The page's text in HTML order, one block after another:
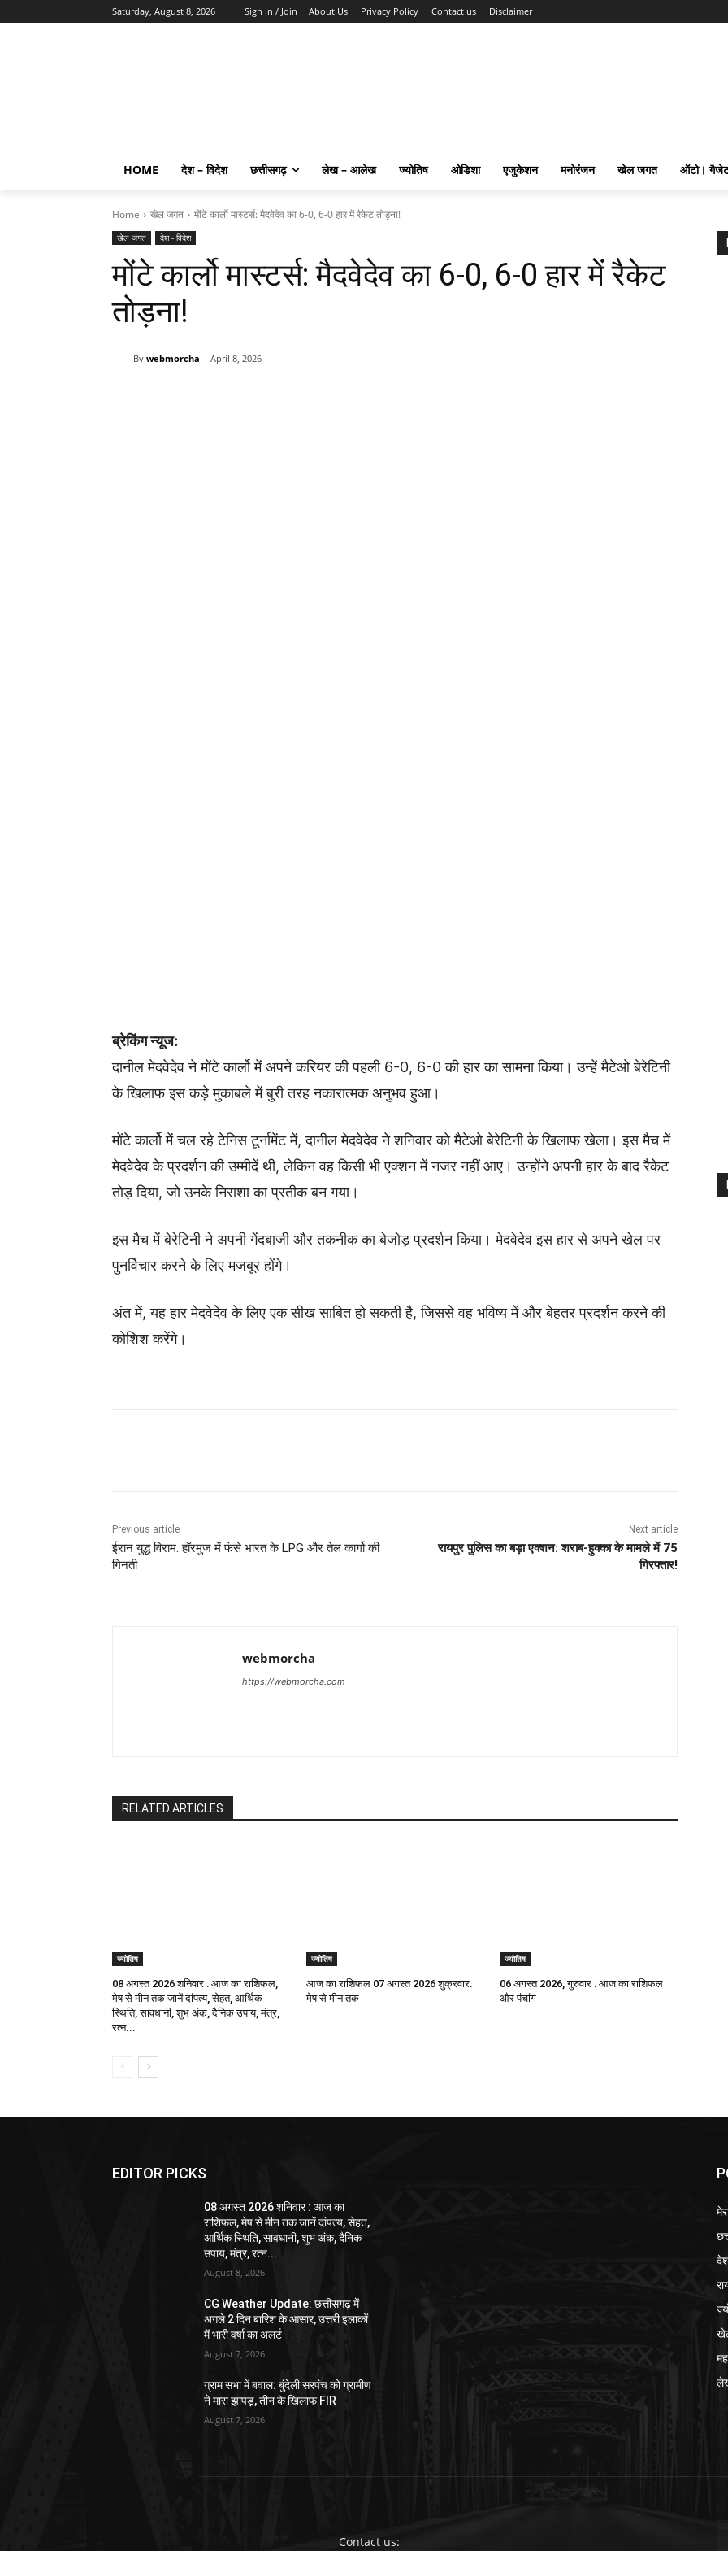
Saturday, August 8, 2026 Sign in / Join About Us Privacy Policy Contact us Disclaimer
HOME देश – विदेश छत्तीसगढ़ लेख – आलेख ज्योतिष ओडिशा एजुकेशन मनोरंजन खेल जगत ऑटो।
Home खेल जगत मोंटे कार्लो मास्टर्स: मैदवेदेव का 6-0, 6-0 हार में रैकेट तोड़ना!
खेल जगत देश - विदेश
मोंटे कार्लो मास्टर्स: मैदवेदेव का 6-0, 6-0 हार में रैकेट
तोड़ना!
By webmorcha April 8, 2026
ब्रेकिंग न्यूज:
दानील मेदवेदेव ने मोंटे कार्लो में अपने करियर की पहली 6-0, 6-0 की हार का सामना किया। उन्हें मैटेओ बेरेटिनी
के खिलाफ इस कड़े मुकाबले में बुरी तरह नकारात्मक अनुभव हुआ।
मोंटे कार्लो में चल रहे टेनिस टूर्नामेंट में, दानील मेदवेदेव ने शनिवार को मैटेओ बेरेटिनी के खिलाफ खेला। इस मैच में
मेदवेदेव के प्रदर्शन की उम्मीदें थी, लेकिन वह किसी भी एक्शन में नजर नहीं आए। उन्होंने अपनी हार के बाद रैकेट
तोड़ दिया, जो उनके निराशा का प्रतीक बन गया।
इस मैच में बेरेटिनी ने अपनी गेंदबाजी और तकनीक का बेजोड़ प्रदर्शन किया। मेदवेदेव इस हार से अपने खेल पर
पुनर्विचार करने के लिए मजबूर होंगे।
अंत में, यह हार मेदवेदेव के लिए एक सीख साबित हो सकती है, जिससे वह भविष्य में और बेहतर प्रदर्शन करने की
कोशिश करेंगे।
Previous article
ईरान युद्ध विराम: हॉरमुज में फंसे भारत के LPG और तेल कार्गो की
गिनती
Next article
रायपुर पुलिस का बड़ा एक्शन: शराब-हुक्का के मामले में 75
गिरफ्तार!
webmorcha
https://webmorcha.com
RELATED ARTICLES
ज्योतिष
08 अगस्त 2026 शनिवार : आज का राशिफल,
मेष से मीन तक जानें दांपत्य, सेहत, आर्थिक
स्थिति, सावधानी, शुभ अंक, दैनिक उपाय, मंत्र,
रत्न...
ज्योतिष
आज का राशिफल 07 अगस्त 2026 शुक्रवार:
मेष से मीन तक
ज्योतिष
06 अगस्त 2026, गुरुवार : आज का राशिफल
और पंचांग
EDITOR PICKS
08 अगस्त 2026 शनिवार : आज का
राशिफल, मेष से मीन तक जानें दांपत्य, सेहत,
आर्थिक स्थिति, सावधानी, शुभ अंक, दैनिक
उपाय, मंत्र, रत्न...
August 8, 2026
CG Weather Update: छत्तीसगढ़ में
अगले 2 दिन बारिश के आसार, उत्तरी इलाकों
में भारी वर्षा का अलर्ट
August 7, 2026
ग्राम सभा में बवाल: बुंदेली सरपंच को ग्रामीण
ने मारा झापड़, तीन के खिलाफ FIR
August 7, 2026
Contact us: